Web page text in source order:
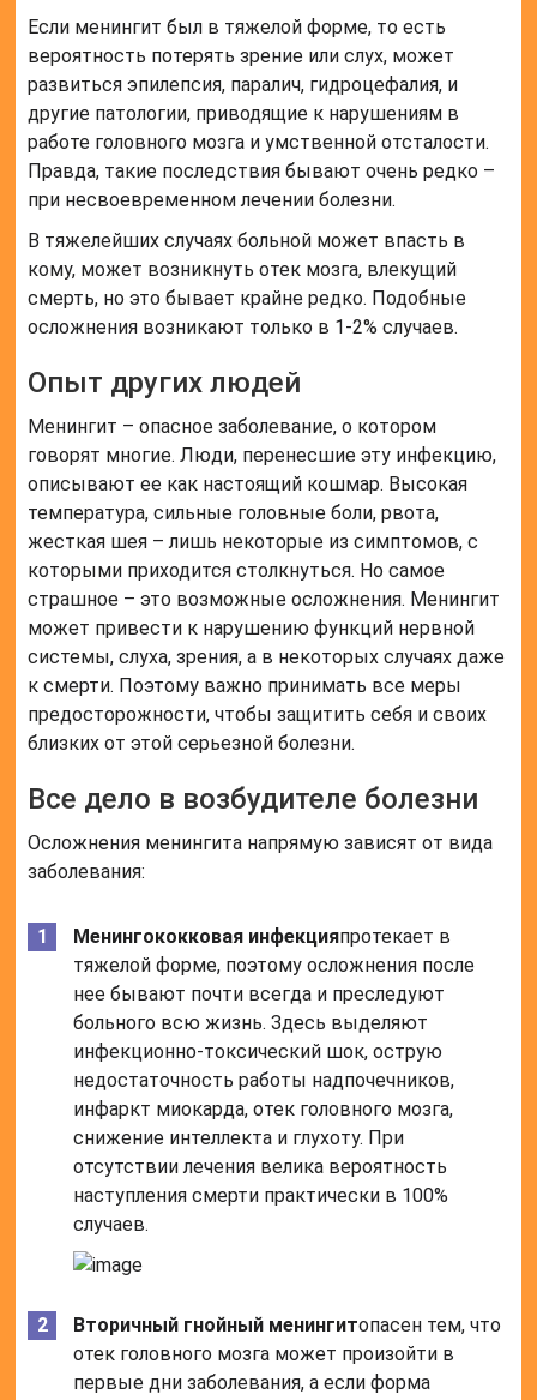
Если менингит был в тяжелой форме, то есть
вероятность потерять зрение или слух, может
развиться эпилепсия, паралич, гидроцефалия, и
другие патологии, приводящие к нарушениям в
работе головного мозга и умственной отсталости.
Правда, такие последствия бывают очень редко –
при несвоевременном лечении болезни.
В тяжелейших случаях больной может впасть в
кому, может возникнуть отек мозга, влекущий
смерть, но это бывает крайне редко. Подобные
осложнения возникают только в 1-2% случаев.
Опыт других людей
Менингит – опасное заболевание, о котором
говорят многие. Люди, перенесшие эту инфекцию,
описывают ее как настоящий кошмар. Высокая
температура, сильные головные боли, рвота,
жесткая шея – лишь некоторые из симптомов, с
которыми приходится столкнуться. Но самое
страшное – это возможные осложнения. Менингит
может привести к нарушению функций нервной
системы, слуха, зрения, а в некоторых случаях даже
к смерти. Поэтому важно принимать все меры
предосторожности, чтобы защитить себя и своих
близких от этой серьезной болезни.
Все дело в возбудителе болезни
Осложнения менингита напрямую зависят от вида
заболевания:
Менингококковая инфекцияпротекает в
тяжелой форме, поэтому осложнения после
нее бывают почти всегда и преследуют
больного всю жизнь. Здесь выделяют
инфекционно-токсический шок, острую
недостаточность работы надпочечников,
инфаркт миокарда, отек головного мозга,
снижение интеллекта и глухоту. При
отсутствии лечения велика вероятность
наступления смерти практически в 100%
случаев.
Вторичный гнойный менингитопасен тем, что
отек головного мозга может произойти в
первые дни заболевания, а если форма